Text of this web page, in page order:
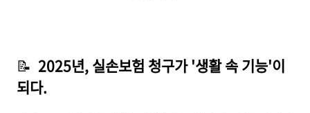
📝 2025년, 실손보험 청구가 '생활 속 기능'이
되다.